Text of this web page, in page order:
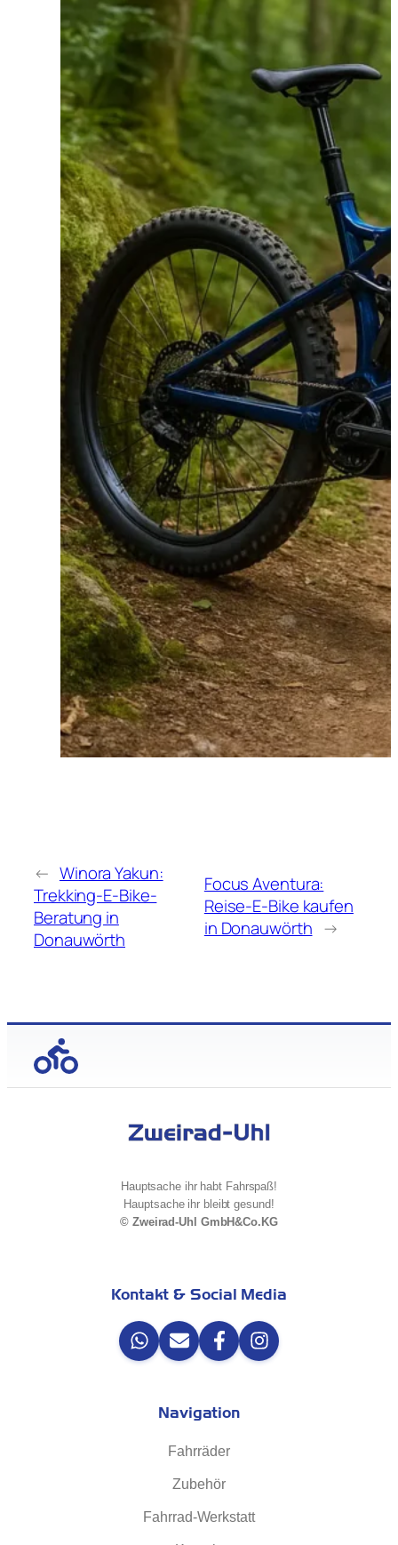
← Winora Yakun:
Trekking-E-Bike-
Beratung in
Donauwörth
Focus Aventura:
Reise-E-Bike kaufen
in Donauwörth →
Hauptsache ihr habt Fahrspaß!
Hauptsache ihr bleibt gesund!
© Zweirad-Uhl GmbH&Co.KG
Kontakt & Social Media
Navigation
Fahrräder
Zubehör
Fahrrad-Werkstatt